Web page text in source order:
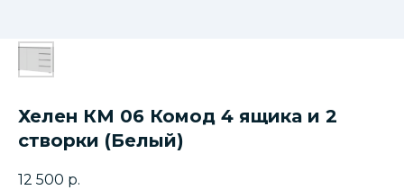
Хелен КМ 06 Комод 4 ящика и 2
створки (Белый)
12 500 р.